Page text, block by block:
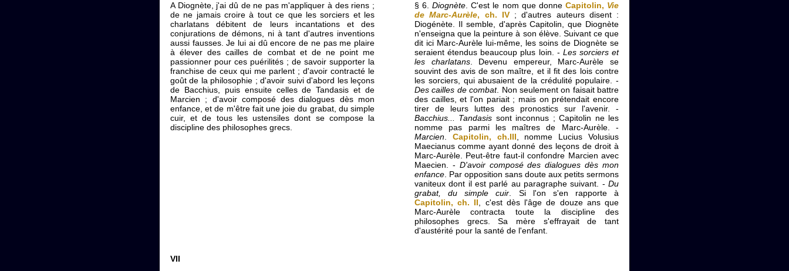
A Diognète, j'ai dû de ne pas m'appliquer à des riens ;
de ne jamais croire à tout ce que les sorciers et les
charlatans débitent de leurs incantations et des
conjurations de démons, ni à tant d'autres inventions
aussi fausses. Je lui ai dû encore de ne pas me plaire
à élever des cailles de combat et de ne point me
passionner pour ces puérilités ; de savoir supporter la
franchise de ceux qui me parlent ; d'avoir contracté le
goût de la philosophie ; d'avoir suivi d'abord les leçons
de Bacchius, puis ensuite celles de Tandasis et de
Marcien ; d'avoir composé des dialogues dès mon
enfance, et de m'être fait une joie du grabat, du simple
cuir, et de tous les ustensiles dont se compose la
discipline des philosophes grecs.
§ 6. Diognète . C'est le nom que donne Capitolin, Vie
de Marc-Aurèle, ch. IV; d'autres auteurs disent :
Diogénète. Il semble, d'après Capitolin, que Diognète
n'enseigna que la peinture à son élève. Suivant ce que
dit ici Marc-Aurèle lui-même, les soins de Diognète se
seraient étendus beaucoup plus loin. - Les sorciers et
les charlatans. Devenu empereur, Marc-Aurèle se
souvint des avis de son maître, et il fit des lois contre
les sorciers, qui abusaient de la crédulité populaire. -
Des cailles de combat. Non seulement on faisait battre
des cailles, et l'on pariait ; mais on prétendait encore
tirer de leurs luttes des pronostics sur l'avenir. -
Bacchius... Tandasis sont inconnus ; Capitolin ne les
nomme pas parmi les maîtres de Marc-Aurèle. -
Marcien
Capitolin, ch.III , nomme Lucius Volusius
Maecianus comme ayant donné des leçons de droit à
Marc-Aurèle. Peut-être faut-il confondre Marcien avec
Maecien. - D'avoir composé des dialogues dès mon
enfance . Par opposition sans doute aux petits sermons
vaniteux dont il est parlé au paragraphe suivant. - Du
grabat, du simple cuir . Si l'on s'en rapporte à
Capitolin, ch. II , c'est dès l'âge de douze ans que
Marc-Aurèle contracta toute la discipline des
philosophes grecs. Sa mère s'effrayait de tant
d'austérité pour la santé de l'enfant.
VII